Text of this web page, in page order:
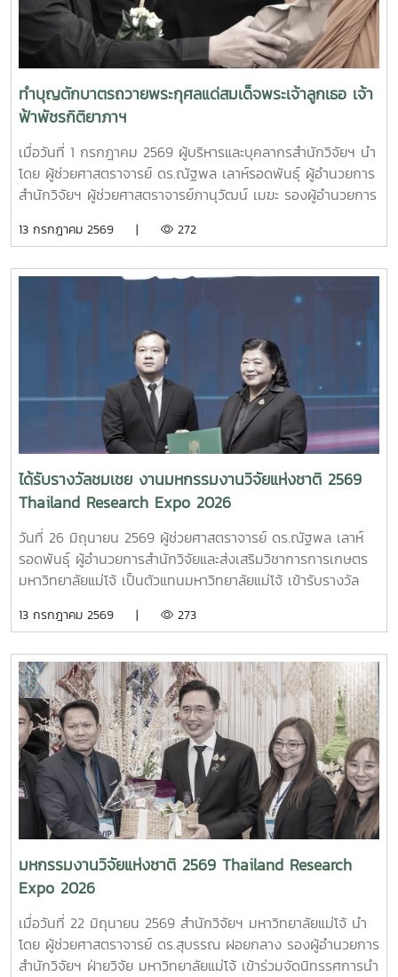
ตลอดจนการจัดทำระบบรวบรวม วิเคราะห์ และประมวลผลข้อมูล
เพื่อเพิ่มประสิทธิภาพขององค์กร โดยมี ผู้ช่วยศาสตราจารย์
ดร.ณัฐพล เลาห์รอดพันธุ์ ผู้อำนวยการสำนักวิจัยฯ ผู้ช่วย
ศาสตราจารย์ภานุวัฒน์ เมฆะ รองผู้อำนวยการสำนักวิจัยฯ ฝ่าย
บริหาร คณบดี อาจารย์ นักวิจัย เข้าร่วมหารือความร่วมมือทาง
วิชาการในงานดังกล่าว ณ ห้องประชุมรวงผึ้ง ชั้น 5 อาคาร
สำนักงานมหาวิทยาลัย มหาวิทยาลัยแม่โจ้
ทำบุญตักบาตรถวายพระกุศลแด่สมเด็จพระเจ้าลูกเธอ เจ้า
ฟ้าพัชรกิติยาภาฯ
เมื่อวันที่ 1 กรกฎาคม 2569 ผู้บริหารและบุคลากรสำนักวิจัยฯ นำ
โดย ผู้ช่วยศาสตราจารย์ ดร.ณัฐพล เลาห์รอดพันธุ์ ผู้อำนวยการ
สำนักวิจัยฯ ผู้ช่วยศาสตราจารย์ภานุวัฒน์ เมฆะ รองผู้อำนวยการ
ทำบุญตักบาตรถวายพระกุศลแด่สมเด็จพระเจ้าลูกเธอ เจ้าฟ้าพัช
วัชรราชธิดา เพื่อถวายเป็นพระกุศลและน้อมรําลึกในพระ
กรุณาธิคุณ โดยมี รองศาสตราจารย์ ดร.วีระพล ทองมา
อธิการบดีมหาวิทยาลัยแม่โจ้ เป็นประธานในพิธี ณ อาคารแผ่พืชน์
13 กรกฎาคม 2569 | 272
ได้รับรางวัลชมเชย งานมหกรรมงานวิจัยแห่งชาติ 2569
Thailand Research Expo 2026
วันที่ 26 มิถุนายน 2569 ผู้ช่วยศาสตราจารย์ ดร.ณัฐพล เลาห์
รอดพันธุ์ ผู้อำนวยการสำนักวิจัยและส่งเสริมวิชาการการเกษตร
มหาวิทยาลัยแม่โจ้ เป็นตัวแทนมหาวิทยาลัยแม่โจ้ เข้ารับรางวัล
งานวิจัยแห่งชาติ 2569 (Thailand Research Expo 2026)
ราแกรนด์ และบางกอกคอนเวนชันเซ็นเตอร์ เซ็นทรัลเวิลด์
กรุงเทพมหานคร จากผลงาน "Storypreneur: นวัตกรรม
กระบวนความคิดเพื่อยกระดับ Soft Power ไทยในฐานดิจิทัลคอน
เทนต์และ Social Living Lab” โดย ผศ.ดร.ณภัทร เรืองนภากุล
คณะสารสนเทศและการสื่อสาร มหาวิทยาลัยแม่โจ้งานวิจัยดัง
กล่าวเป็นนวัตกรรมทางสังคมที่สร้างกำลังคนที่มีทักษะหลาก
หลายข้ามศาสตร์ (Multi-skills) ระหว่างทักษะด้านการตลาด
ทักษะด้านดิจิทัล การผลิตคอนเทนต์ดิจิทัลและการวัดผลในการ
ทำการตลาดดิจิทัลโดยการเล่าเรื่องสินค้าอัตลักษณ์ชุมชนในมุม
มองใหม่ของ Generation Z เพื่อสร้างมูลค่าและเพิ่มยอดขายให้
กับชุมชนโดยมีค่า SROI ในระยะเวลาเพียง 6 เดือนเท่ากับ 1.44
และมูลค่า 5.6 ล้านบาท จากทุนวิจัย 4 ล้านบาท และสามารถลด
ต้นทุนในการโฆษณาในระยะเวลา 1 เดือนได้ถึง 380,000 บาท
ตลอดจนเปิดตลาดกลุ่มลูกค้าใหม่ให้ชุมชน ทั้งนี้โครงการฯ ได้
พัฒนากำลังคนถึง 9,000 คน ในระยะเวลา 9 เดือน
13 กรกฎาคม 2569 | 273
มหกรรมงานวิจัยแห่งชาติ 2569 Thailand Research
Expo 2026
เมื่อวันที่ 22 มิถุนายน 2569 สำนักวิจัยฯ มหาวิทยาลัยแม่โจ้ นำ
โดย ผู้ช่วยศาสตราจารย์ ดร.สุบรรณ ฝอยกลาง รองผู้อำนวยการ
สำนักวิจัยฯ ฝ่ายวิจัย มหาวิทยาลัยแม่โจ้ เข้าร่วมจัดนิทรรศการนำ